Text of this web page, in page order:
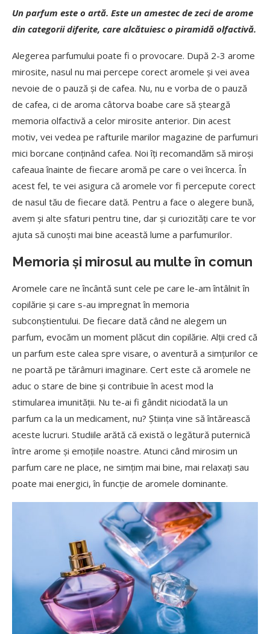
Un parfum este o artă. Este un amestec de zeci de arome
din categorii diferite, care alcătuiesc o piramidă olfactivă.
Alegerea parfumului poate fi o provocare. După 2-3 arome
mirosite, nasul nu mai percepe corect aromele și vei avea
nevoie de o pauză și de cafea. Nu, nu e vorba de o pauză
de cafea, ci de aroma câtorva boabe care să șteargă
memoria olfactivă a celor mirosite anterior. Din acest
motiv, vei vedea pe rafturile marilor magazine de parfumuri
mici borcane conținând cafea. Noi îți recomandăm să miroși
cafeaua înainte de fiecare aromă pe care o vei încerca. În
acest fel, te vei asigura că aromele vor fi percepute corect
de nasul tău de fiecare dată. Pentru a face o alegere bună,
avem și alte sfaturi pentru tine, dar și curiozități care te vor
ajuta să cunoști mai bine această lume a parfumurilor.
Memoria și mirosul au multe în comun
Aromele care ne încântă sunt cele pe care le-am întâlnit în
copilărie și care s-au impregnat în memoria
subconștientului. De fiecare dată când ne alegem un
parfum, evocăm un moment plăcut din copilărie. Alții cred că
un parfum este calea spre visare, o aventură a simțurilor ce
ne poartă pe tărâmuri imaginare. Cert este că aromele ne
aduc o stare de bine și contribuie în acest mod la
stimularea imunității. Nu te-ai fi gândit niciodată la un
parfum ca la un medicament, nu? Știința vine să întărească
aceste lucruri. Studiile arătă că există o legătură puternică
între arome și emoțiile noastre. Atunci când mirosim un
parfum care ne place, ne simțim mai bine, mai relaxați sau
poate mai energici, în funcție de aromele dominante.